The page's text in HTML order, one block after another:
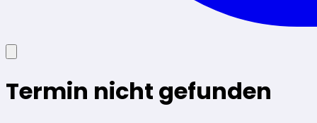
Termin nicht gefunden